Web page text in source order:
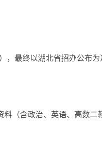
最终以湖北省招办公布为
（含政治、英语、高数二